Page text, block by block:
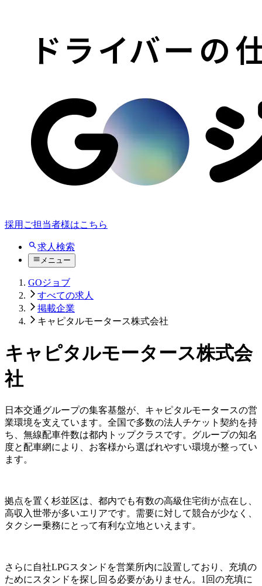
採用ご担当者様はこちら
求人検索
メニュー
GOジョブ
すべての求人
掲載企業
キャピタルモータース株式会社
キャピタルモータース株式会
社
日本交通グループの集客基盤が、キャピタルモータースの営
業環境を支えています。全国で多数の法人チケット契約を持
ち、無線配車件数は都内トップクラスです。グループの知名
度と配車網により、お客様から選ばれやすい環境が整ってい
ます。
拠点を置く杉並区は、都内でも有数の高級住宅街が点在し、
高収入世帯が多いエリアです。需要に対して競合が少なく、
タクシー乗務にとって有利な立地といえます。
さらに自社LPGスタンドを営業所内に設置しており、充填の
ためにスタンドを探し回る必要がありません。1回の充填に